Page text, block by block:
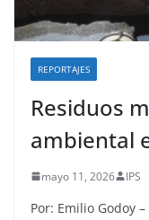
REPORTAJES
Residuos
ambiental
mayo 11, 2026 IPS
Por: Emilio Godoy